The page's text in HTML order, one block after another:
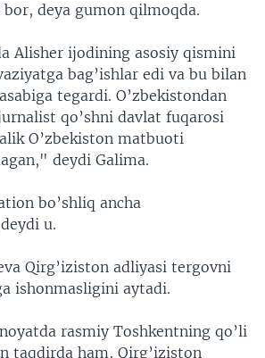
deya gumon qilmoqda.
Alisher ijodining asosiy qismini
bag’ishlar edi va bu bilan
tegardi. O’zbekistondan
qo’shni davlat fuqarosi
O’zbekiston matbuoti
deydi Galima.
bo’shliq ancha
u.
Qirg’iziston adliyasi tergovni
ishonmasligini aytadi.
rasmiy Toshkentning qo’li
taqdirda ham, Qirg’iziston